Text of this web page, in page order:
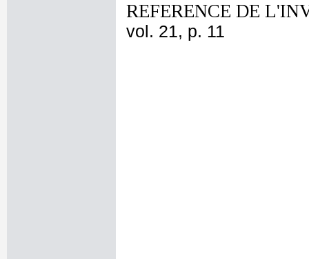
REFERENCE DE
vol. 21, p. 11